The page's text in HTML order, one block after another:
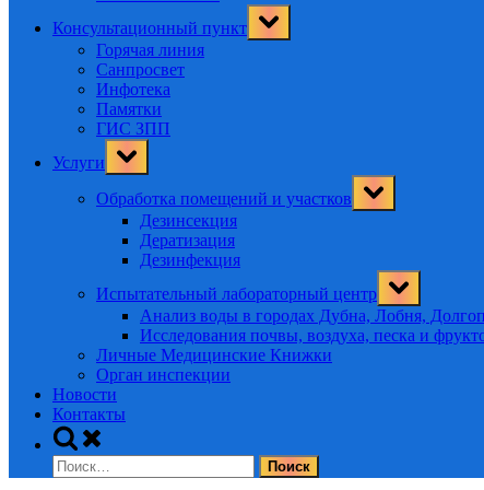
Консультационный пункт
Toggle
sub-
Горячая линия
Санпросвет
Инфотека
Памятки
ГИС ЗПП
Услуги
Toggle
sub-
Обработка помещений и участков
Toggle
sub-
Дезинсекция
Дератизация
Дезинфекция
Испытательный лабораторный центр
Toggle
sub-
menu
Анализ воды в городах Дубна, Лобня,
Исследования почвы, воздуха, песка и
Личные Медицинские Книжки
Орган инспекции
Новости
Контакты
Toggle
search
form
Найти: